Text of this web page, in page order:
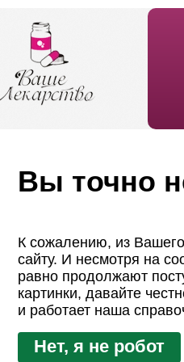
Вы точно
К сожалению, из Вашего
сайту. И несмотря на
равно продолжают
картинки, давайте
и работает наша
Нет, я не робот